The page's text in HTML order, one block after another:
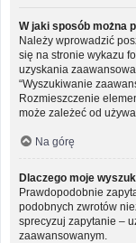
W jaki sposób można
Należy wprowadzić
się na stronie wykazu
uzyskania
“Wyszukiwanie
Rozmieszczenie
może zależeć od
Na górę
Dlaczego moje
Prawdopodobnie
podobnych zwrotów
sprecyzuj zapytanie –
zaawansowanym.